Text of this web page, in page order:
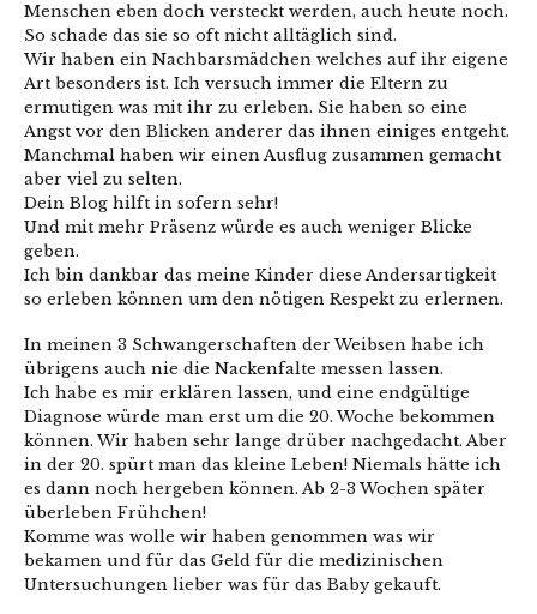
Menschen eben doch versteckt werden, auch heute noch.
So schade das sie so oft nicht alltäglich sind.
Wir haben ein Nachbarsmädchen welches auf ihr eigene
Art besonders ist. Ich versuch immer die Eltern zu
ermutigen was mit ihr zu erleben. Sie haben so eine
Angst vor den Blicken anderer das ihnen einiges entgeht.
Manchmal haben wir einen Ausflug zusammen gemacht
aber viel zu selten.
Dein Blog hilft in sofern sehr!
Und mit mehr Präsenz würde es auch weniger Blicke
geben.
Ich bin dankbar das meine Kinder diese Andersartigkeit
so erleben können um den nötigen Respekt zu erlernen.
In meinen 3 Schwangerschaften der Weibsen habe ich
übrigens auch nie die Nackenfalte messen lassen.
Ich habe es mir erklären lassen, und eine endgültige
Diagnose würde man erst um die 20. Woche bekommen
können. Wir haben sehr lange drüber nachgedacht. Aber
in der 20. spürt man das kleine Leben! Niemals hätte ich
es dann noch hergeben können. Ab 2-3 Wochen später
überleben Frühchen!
Komme was wolle wir haben genommen was wir
bekamen und für das Geld für die medizinischen
Untersuchungen lieber was für das Baby gekauft.